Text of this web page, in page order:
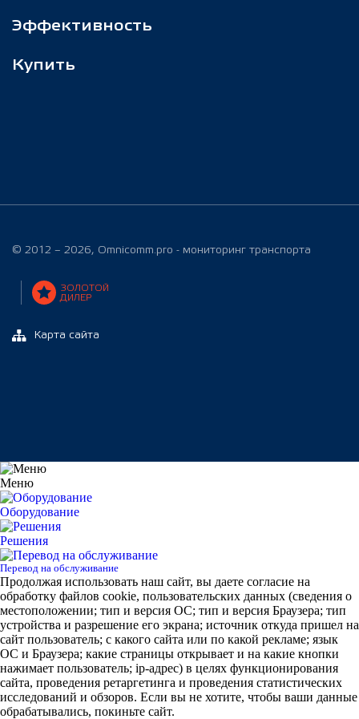
Эффективность
Купить
© 2012 – 2026, Omnicomm.pro - мониторинг транспорта
ЗОЛОТОЙ
ДИЛЕР
Карта сайта
Меню
Оборудование
Решения
Перевод на обслуживание
Продолжая использовать наш сайт, вы даете согласие на
обработку файлов cookie, пользовательских данных (сведения о
местоположении; тип и версия ОС; тип и версия Браузера; тип
устройства и разрешение его экрана; источник откуда пришел на
сайт пользователь; с какого сайта или по какой рекламе; язык
ОС и Браузера; какие страницы открывает и на какие кнопки
нажимает пользователь; ip-адрес) в целях функционирования
сайта, проведения ретаргетинга и проведения статистических
исследований и обзоров. Если вы не хотите, чтобы ваши данные
обрабатывались, покиньте сайт.